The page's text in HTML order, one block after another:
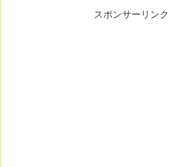
スポンサーリンク